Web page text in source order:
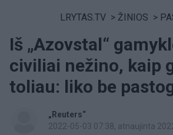
LRYTAS.TV > ŽINIOS >
Iš „Azovstal“
civiliai nežino, kaip
toliau: liko be
„Reuters“
2022-05-03 07:38, atnaujinta